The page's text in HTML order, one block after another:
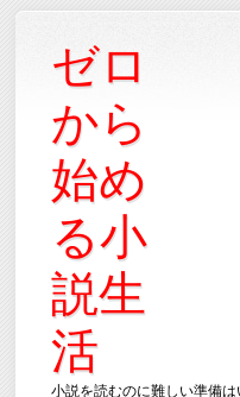
ゼロ
から
始め
る小
説生
活
小説を読むのに難しい準備